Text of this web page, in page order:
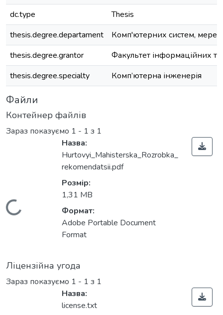
dc.type
Thesis
thesis.degree.departament
Комп'ютерних систем, мереж
thesis.degree.grantor
Факультет інформаційних
thesis.degree.specialty
Комп’ютерна інженерія
Файли
Контейнер файлів
Зараз показуємо 1 - 1 з 1
Вантажиться...
Назва:
Hurtovyi_Mahisterska_Rozrobka_
rekomendatsii.pdf
Розмір:
1,31 MB
Формат:
Adobe Portable Document
Format
Ліцензійна угода
Зараз показуємо 1 - 1 з 1
Назва:
license.txt